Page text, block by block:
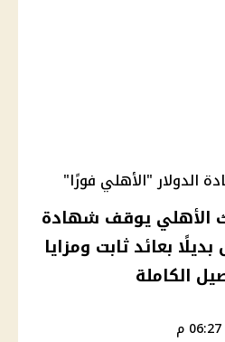
الدولار "الأهلي فورًا"
الأهلي يوقف شهادة
بعائد ثابت ومزايا
الكاملة